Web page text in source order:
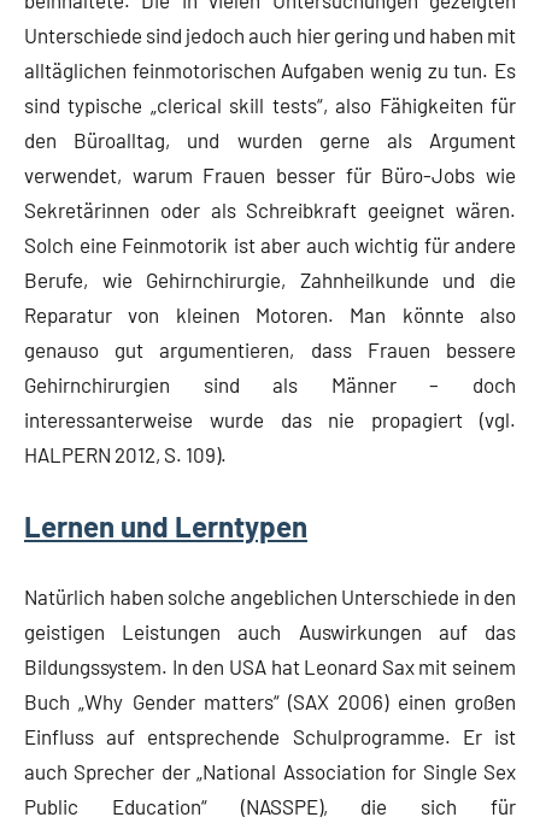
Unterschiede sind jedoch auch hier gering und haben mit
alltäglichen feinmotorischen Aufgaben wenig zu tun. Es
sind typische „clerical skill tests“, also Fähigkeiten für
den Büroalltag, und wurden gerne als Argument
verwendet, warum Frauen besser für Büro-Jobs wie
Sekretärinnen oder als Schreibkraft geeignet wären.
Solch eine Feinmotorik ist aber auch wichtig für andere
Berufe, wie Gehirnchirurgie, Zahnheilkunde und die
Reparatur von kleinen Motoren. Man könnte also
genauso gut argumentieren, dass Frauen bessere
Gehirnchirurgien sind als Männer – doch
interessanterweise wurde das nie propagiert (vgl.
HALPERN 2012, S. 109).
Lernen und Lerntypen
Natürlich haben solche angeblichen Unterschiede in den
geistigen Leistungen auch Auswirkungen auf das
Bildungssystem. In den USA hat Leonard Sax mit seinem
Buch „Why Gender matters“ (SAX 2006) einen großen
Einfluss auf entsprechende Schulprogramme. Er ist
auch Sprecher der „National Association for Single Sex
Public Education“ (NASSPE), die sich für